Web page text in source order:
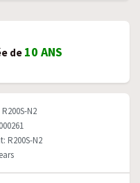
de 10 ANS
N2
R200S-N2